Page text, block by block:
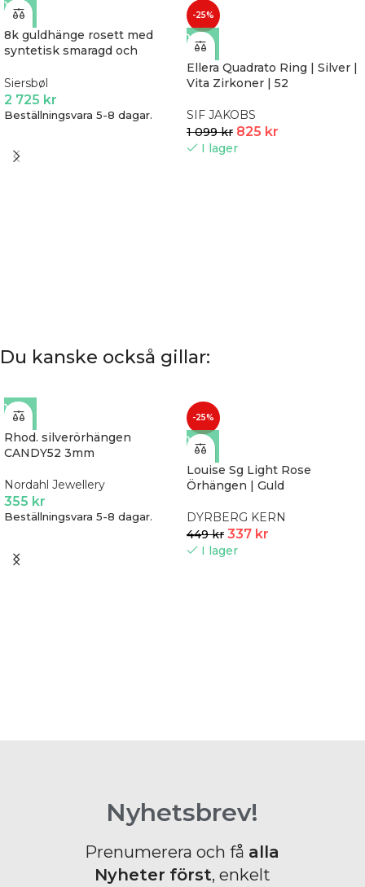
8k guldhänge rosett med
syntetisk smaragd och
Siersbøl
2 725 kr
Beställningsvara 5-8 dagar.
-25%
Ellera Quadrato Ring | Silver |
Vita Zirkoner | 52
SIF JAKOBS
1 099kr 825 kr
I lager
Du kanske också gillar:
Rhod. silverörhängen
CANDY52 3mm
Nordahl Jewellery
355 kr
Beställningsvara 5-8 dagar.
-25%
Louise Sg Light Rose
Örhängen | Guld
DYRBERG KERN
449kr 337 kr
I lager
Nyhetsbrev!
Prenumerera och få alla
Nyheter först, enkelt